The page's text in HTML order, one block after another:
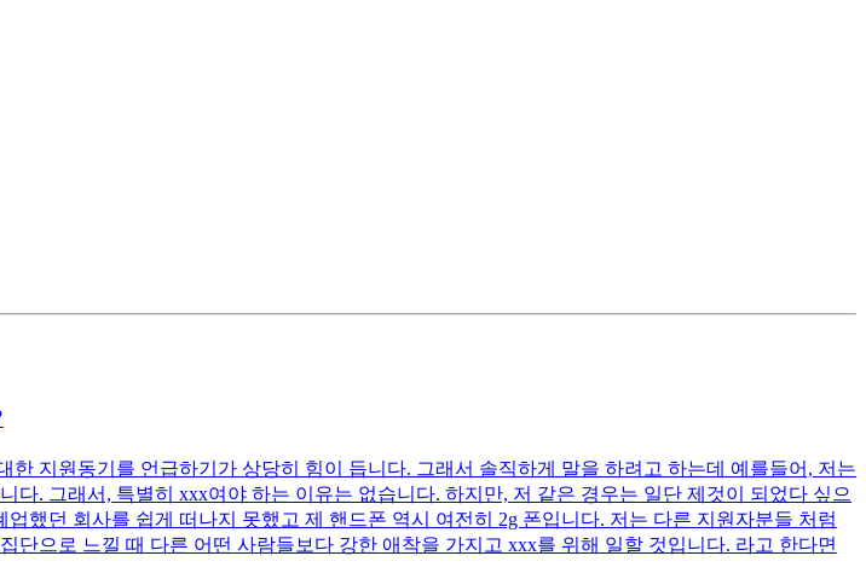
지원동기를 언급하기가 상당히 힘이 듭니다. 그래서 솔직하게 말을 하려고 하는데 예를들어, 저는
. 그래서, 특별히 xxx여야 하는 이유는 없습니다. 하지만, 저 같은 경우는 일단 제것이 되었다 싶으
했던 회사를 쉽게 떠나지 못했고 제 핸드폰 역시 여전히 2g 폰입니다. 저는 다른 지원자분들 처럼
으로 느낄 때 다른 어떤 사람들보다 강한 애착을 가지고 xxx를 위해 일할 것입니다. 라고 한다면